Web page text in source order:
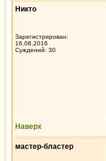
Никто
Зарегистрирован:
16.08.2016
Суждений: 30
Наверх
мастер-бластер